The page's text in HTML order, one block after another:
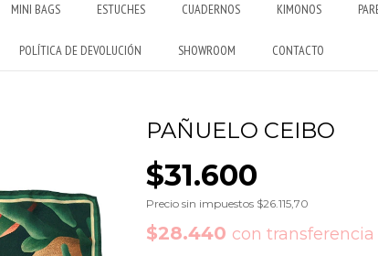
MINI BAGS ESTUCHES CUADERNOS KIMONOS
POLÍTICA DE DEVOLUCIÓN SHOWROOM CONTACTO
PAÑUELO CEIBO
$31.600
Precio sin impuestos $26.115,70
$28.440 con transferencia